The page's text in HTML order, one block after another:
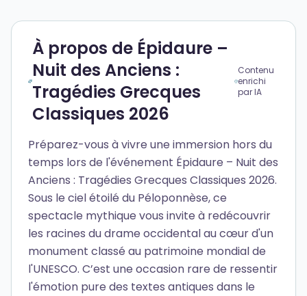
À propos de Épidaure –
Nuit des Anciens :
Tragédies Grecques
Classiques 2026
Contenu
enrichi
par IA
Préparez-vous à vivre une immersion hors du
temps lors de l'événement Épidaure – Nuit des
Anciens : Tragédies Grecques Classiques 2026.
Sous le ciel étoilé du Péloponnèse, ce
spectacle mythique vous invite à redécouvrir
les racines du drame occidental au cœur d'un
monument classé au patrimoine mondial de
l'UNESCO. C’est une occasion rare de ressentir
l'émotion pure des textes antiques dans le